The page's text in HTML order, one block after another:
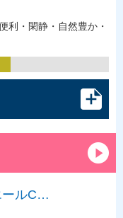
利・閑静・自然豊か・
ールC…